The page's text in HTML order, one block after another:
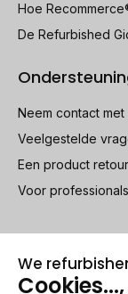
Hoe
De Refurbished
Neem contact
Veelgestelde
Een product
Voor professionals
100%